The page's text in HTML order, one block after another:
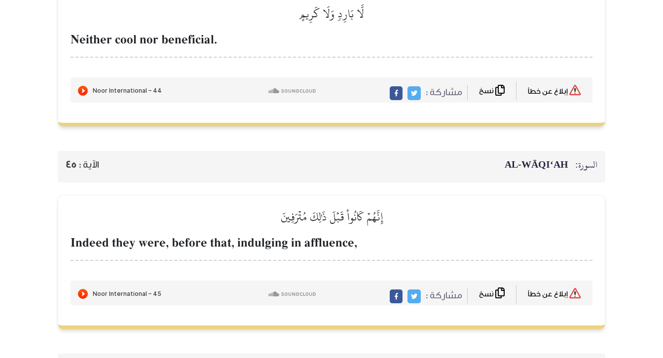
لَّا بَارِدٖ وَلَا كَرِيمٍ
Neither cool nor beneficial.
مشاركة :
السورة: AL‑WĀQI‘AH الآية : 45
إِنَّهُمۡ كَانُواْ قَبۡلَ ذَٰلِكَ مُتۡرَفِينَ
Indeed they were, before that, indulging in affluence,
مشاركة :